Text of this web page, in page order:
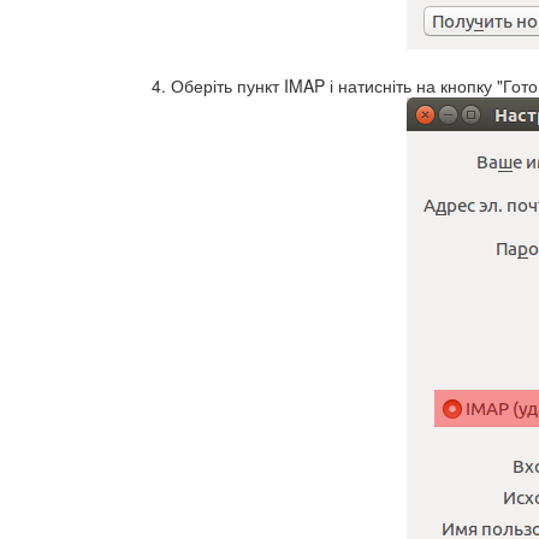
Оберіть пункт IMAP і натисніть на кнопку